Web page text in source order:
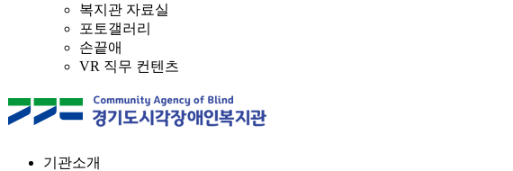
복지관 자료실
포토갤러리
손끝애
VR 직무 컨텐츠
기관소개